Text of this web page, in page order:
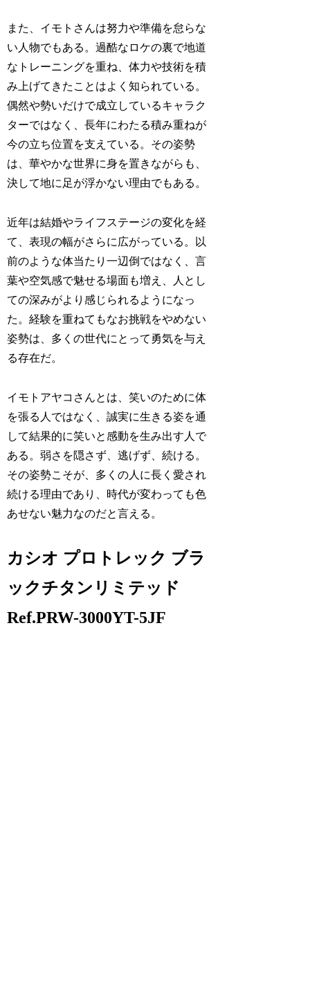
また、イモトさんは努力や準備を怠らな
い人物でもある。過酷なロケの裏で地道
なトレーニングを重ね、体力や技術を積
み上げてきたことはよく知られている。
偶然や勢いだけで成立しているキャラク
ターではなく、長年にわたる積み重ねが
今の立ち位置を支えている。その姿勢
は、華やかな世界に身を置きながらも、
決して地に足が浮かない理由でもある。
近年は結婚やライフステージの変化を経
て、表現の幅がさらに広がっている。以
前のような体当たり一辺倒ではなく、言
葉や空気感で魅せる場面も増え、人とし
ての深みがより感じられるようになっ
た。経験を重ねてもなお挑戦をやめない
姿勢は、多くの世代にとって勇気を与え
る存在だ。
イモトアヤコさんとは、笑いのために体
を張る人ではなく、誠実に生きる姿を通
して結果的に笑いと感動を生み出す人で
ある。弱さを隠さず、逃げず、続ける。
その姿勢こそが、多くの人に長く愛され
続ける理由であり、時代が変わっても色
あせない魅力なのだと言える。
カシオ プロトレック ブラ
ックチタンリミテッド
Ref.PRW-3000YT-5JF